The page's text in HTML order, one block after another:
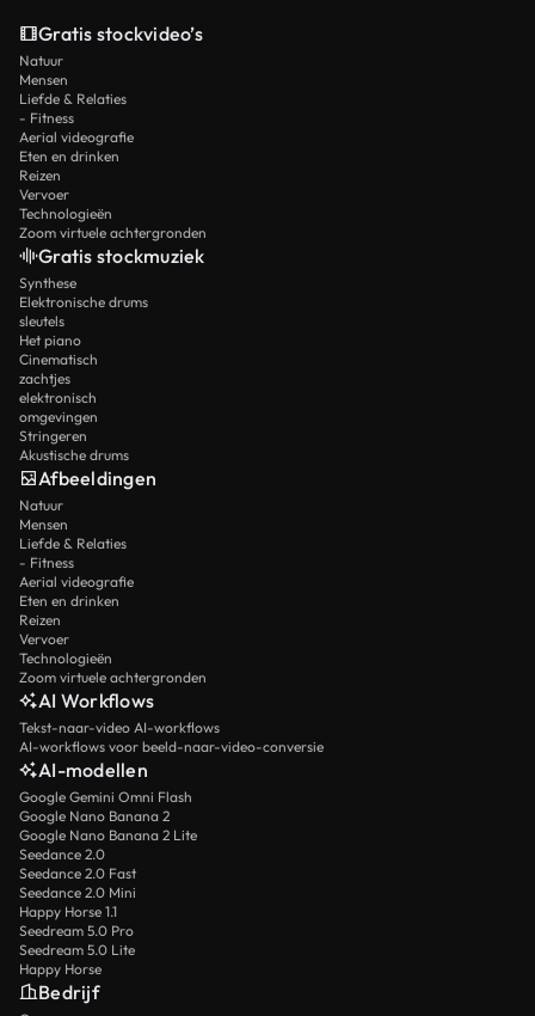
Gratis stockvideo’s
Natuur
Mensen
Liefde & Relaties
- Fitness
Aerial videografie
Eten en drinken
Reizen
Vervoer
Technologieën
Zoom virtuele achtergronden
Gratis stockmuziek
Synthese
Elektronische drums
sleutels
Het piano
Cinematisch
zachtjes
elektronisch
omgevingen
Stringeren
Akustische drums
Afbeeldingen
Natuur
Mensen
Liefde & Relaties
- Fitness
Aerial videografie
Eten en drinken
Reizen
Vervoer
Technologieën
Zoom virtuele achtergronden
AI Workflows
Tekst-naar-video AI-workflows
AI-workflows voor beeld-naar-video-conversie
AI-modellen
Google Gemini Omni Flash
Google Nano Banana 2
Google Nano Banana 2 Lite
Seedance 2.0
Seedance 2.0 Fast
Seedance 2.0 Mini
Happy Horse 1.1
Seedream 5.0 Pro
Seedream 5.0 Lite
Happy Horse
Bedrijf